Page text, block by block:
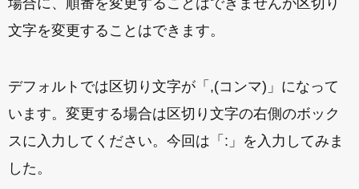
場合に、順番を変更することはできませんが区切り
文字を変更することはできます。
デフォルトでは区切り文字が「,(コンマ)」になって
います。変更する場合は区切り文字の右側のボック
スに入力してください。今回は「:」を入力してみま
した。